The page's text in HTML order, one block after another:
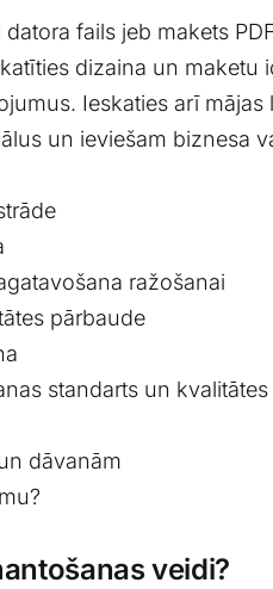
fails jeb makets
dizaina un maketu
Ieskaties arī mājas
un ieviešam biznesa
ražošanai
pārbaude
standarts un
dāvanām
veidi?